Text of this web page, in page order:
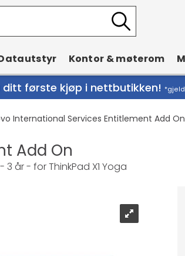
Kontor & møterom
ditt første kjøp i nettbutikken!
International Services Entitlement Add On
Add On
år - for ThinkPad X1 Yoga